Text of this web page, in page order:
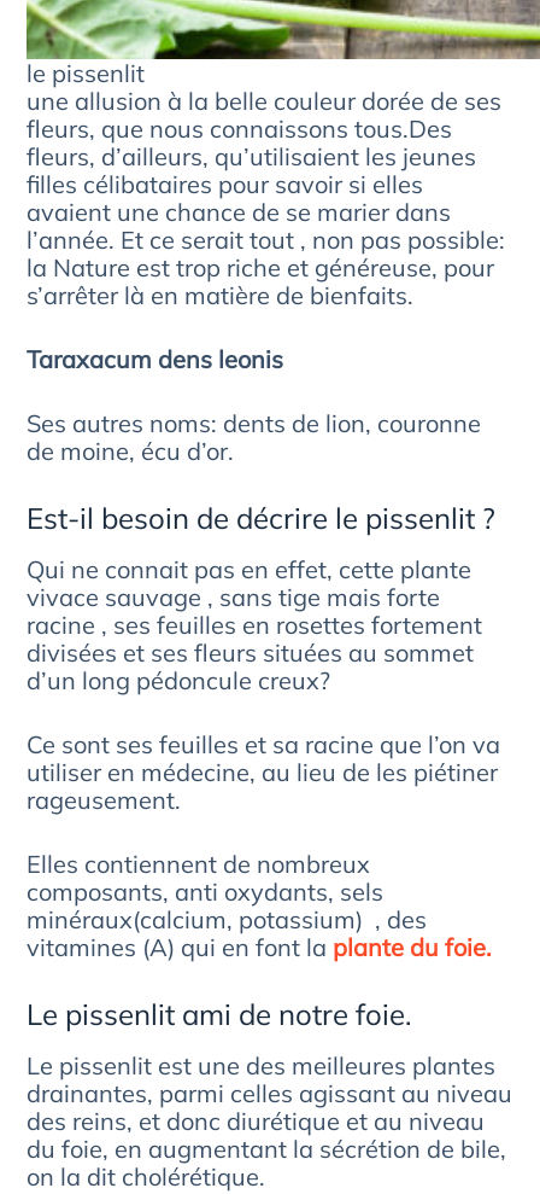
le pissenlit
une allusion à la belle couleur dorée de ses
fleurs, que nous connaissons tous.Des
fleurs, d’ailleurs, qu’utilisaient les jeunes
filles célibataires pour savoir si elles
avaient une chance de se marier dans
l’année. Et ce serait tout , non pas possible:
la Nature est trop riche et généreuse, pour
s’arrêter là en matière de bienfaits.
Taraxacum dens leonis
Ses autres noms: dents de lion, couronne
de moine, écu d’or.
Est-il besoin de décrire le pissenlit ?
Qui ne connait pas en effet, cette plante
vivace sauvage , sans tige mais forte
racine , ses feuilles en rosettes fortement
divisées et ses fleurs situées au sommet
d’un long pédoncule creux?
Ce sont ses feuilles et sa racine que l’on va
utiliser en médecine, au lieu de les piétiner
rageusement.
Elles contiennent de nombreux
composants, anti oxydants, sels
minéraux(calcium, potassium) , des
vitamines (A) qui en font la plante du foie.
Le pissenlit ami de notre foie.
Le pissenlit est une des meilleures plantes
drainantes, parmi celles agissant au niveau
des reins, et donc diurétique et au niveau
du foie, en augmentant la sécrétion de bile,
on la dit cholérétique.